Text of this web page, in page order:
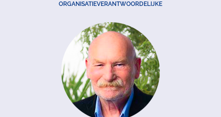
ORGANISATIEVERANTWOORDELIJKE